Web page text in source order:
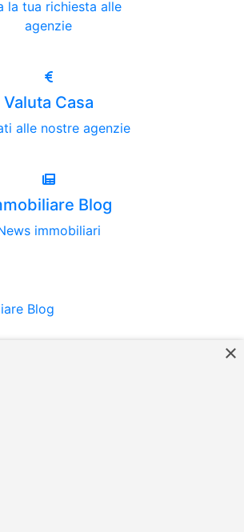
la tua richiesta alle
agenzie
Valuta Casa
alle nostre agenzie
Blog
immobiliari
Blog
degli annunci
e/o di alcun altro
×